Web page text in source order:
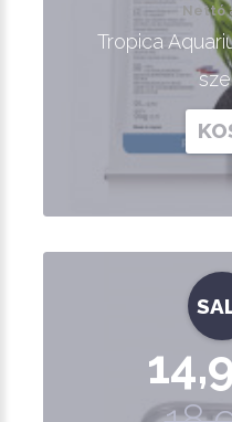
Nettó
Tropica